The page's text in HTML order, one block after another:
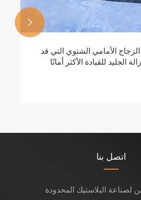
الأمامي الشتوي التي قد
الجليد للقيادة الأكثر أمانًا

اتصل بنا
لصناعة البلاستيك المحدودة